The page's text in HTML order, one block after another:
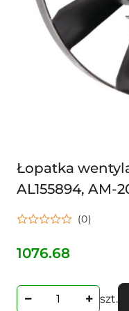
Łopatka
AL155894, AM-
(0)
Cena:
1076.68
szt.